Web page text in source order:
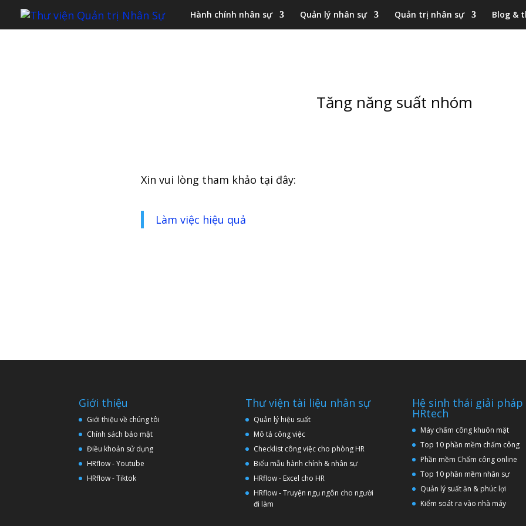
Hành chính nhân sự Quản lý nhân sự Quản trị nhân sự Blog &
Tăng năng suất nhóm
Xin vui lòng tham khảo tại đây:
Làm việc hiệu quả
Giới thiệu
Giới thiệu về chúng tôi
Chính sách bảo mật
Điều khoản sử dụng
HRflow - Youtube
HRflow - Tiktok
Thư viện tài liệu nhân sự
Quản lý hiệu suất
Mô tả công việc
Checklist công việc cho phòng HR
Biểu mẫu hành chính & nhân sự
HRflow - Excel cho HR
HRflow - Truyện ngụ ngôn cho người
đi làm
Hệ sinh thái giải pháp
HRtech
Máy chấm công khuôn mặt
Top 10 phần mềm chấm công
Phần mềm Chấm công online
Top 10 phần mềm nhân sự
Quản lý suất ăn & phúc lợi
Kiểm soát ra vào nhà máy